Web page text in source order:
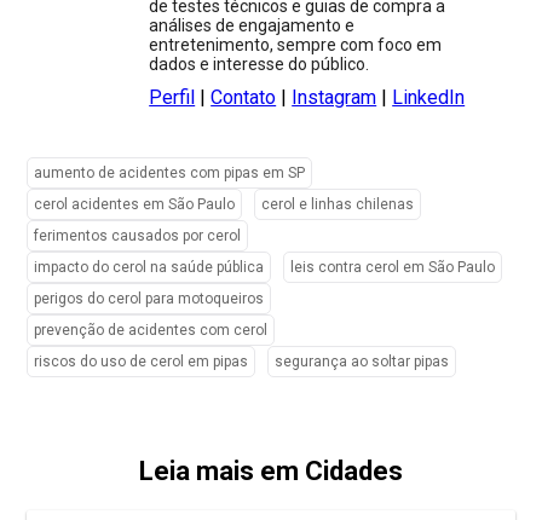
de testes técnicos e guias de compra a
análises de engajamento e
entretenimento, sempre com foco em
dados e interesse do público.
Perfil |Contato | Instagram | LinkedIn
aumento de acidentes com pipas em SP
cerol acidentes em São Paulo
cerol e linhas chilenas
ferimentos causados por cerol
impacto do cerol na saúde pública
leis contra cerol em São Paulo
perigos do cerol para motoqueiros
prevenção de acidentes com cerol
riscos do uso de cerol em pipas
segurança ao soltar pipas
Leia mais em Cidades